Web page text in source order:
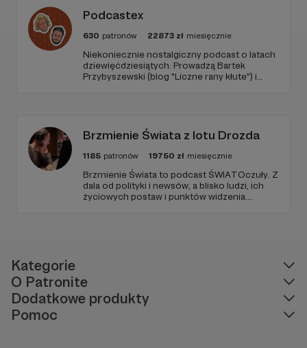
Podcastex
630 patronów 22873 zł miesięcznie
Niekoniecznie nostalgiczny podcast o latach
dziewięćdziesiątych. Prowadzą Bartek
Przybyszewski (blog "Liczne rany kłute") i
Tadeusz Drozda.
Brzmienie Świata z lotu Drozda
1185 patronów 19750 zł miesięcznie
Brzmienie Świata to podcast ŚWIATOczuły. Z
dala od polityki i newsów, a blisko ludzi, ich
życiowych postaw i punktów widzenia.
Kategorie
O Patronite
Dodatkowe produkty
Pomoc